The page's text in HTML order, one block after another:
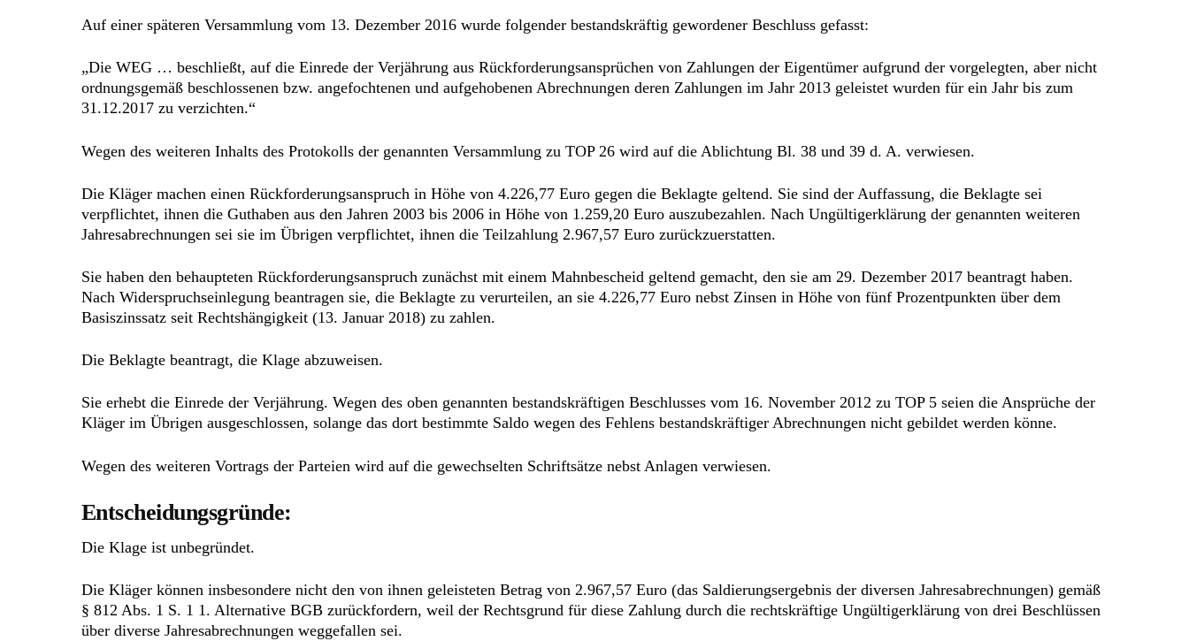
Auf einer späteren Versammlung vom 13. Dezember 2016 wurde folgender bestandskräftig gewordener Beschluss gefasst:
„Die WEG … beschließt, auf die Einrede der Verjährung aus Rückforderungsansprüchen von Zahlungen der Eigentümer aufgrund der vorgelegten, aber nicht
ordnungsgemäß beschlossenen bzw. angefochtenen und aufgehobenen Abrechnungen deren Zahlungen im Jahr 2013 geleistet wurden für ein Jahr bis zum
31.12.2017 zu verzichten.“
Wegen des weiteren Inhalts des Protokolls der genannten Versammlung zu TOP 26 wird auf die Ablichtung Bl. 38 und 39 d. A. verwiesen.
Die Kläger machen einen Rückforderungsanspruch in Höhe von 4.226,77 Euro gegen die Beklagte geltend. Sie sind der Auffassung, die Beklagte sei
verpflichtet, ihnen die Guthaben aus den Jahren 2003 bis 2006 in Höhe von 1.259,20 Euro auszubezahlen. Nach Ungültigerklärung der genannten weiteren
Jahresabrechnungen sei sie im Übrigen verpflichtet, ihnen die Teilzahlung 2.967,57 Euro zurückzuerstatten.
Sie haben den behaupteten Rückforderungsanspruch zunächst mit einem Mahnbescheid geltend gemacht, den sie am 29. Dezember 2017 beantragt haben.
Nach Widerspruchseinlegung beantragen sie, die Beklagte zu verurteilen, an sie 4.226,77 Euro nebst Zinsen in Höhe von fünf Prozentpunkten über dem
Basiszinssatz seit Rechtshängigkeit (13. Januar 2018) zu zahlen.
Die Beklagte beantragt, die Klage abzuweisen.
Sie erhebt die Einrede der Verjährung. Wegen des oben genannten bestandskräftigen Beschlusses vom 16. November 2012 zu TOP 5 seien die Ansprüche der
Kläger im Übrigen ausgeschlossen, solange das dort bestimmte Saldo wegen des Fehlens bestandskräftiger Abrechnungen nicht gebildet werden könne.
Wegen des weiteren Vortrags der Parteien wird auf die gewechselten Schriftsätze nebst Anlagen verwiesen.
Entscheidungsgründe:
Die Klage ist unbegründet.
Die Kläger können insbesondere nicht den von ihnen geleisteten Betrag von 2.967,57 Euro (das Saldierungsergebnis der diversen Jahresabrechnungen) gemäß
§ 812 Abs. 1 S. 1 1. Alternative BGB zurückfordern, weil der Rechtsgrund für diese Zahlung durch die rechtskräftige Ungültigerklärung von drei Beschlüssen
über diverse Jahresabrechnungen weggefallen sei.